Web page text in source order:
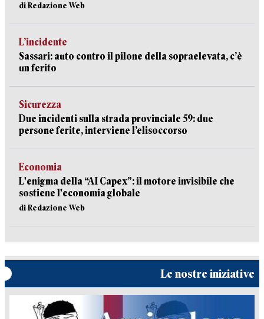
di Redazione Web
L’incidente
Sassari: auto contro il pilone della sopraelevata, c’è
un ferito
Sicurezza
Due incidenti sulla strada provinciale 59: due
persone ferite, interviene l’elisoccorso
Economia
L'enigma della “AI Capex”: il motore invisibile che
sostiene l'economia globale
di Redazione Web
Le nostre iniziative